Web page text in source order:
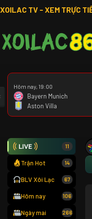
XOILAC TV - XEM TRỰC
Hôm nay, 19:00
Bayern Munich
Aston Villa
11
Trận Hot 14
BLV Xôi Lạc 67
Hôm nay 106
Ngày mai 266